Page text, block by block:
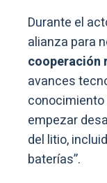
Durante el
alianza para
cooperación
avances
empezar
del litio,
baterías”.